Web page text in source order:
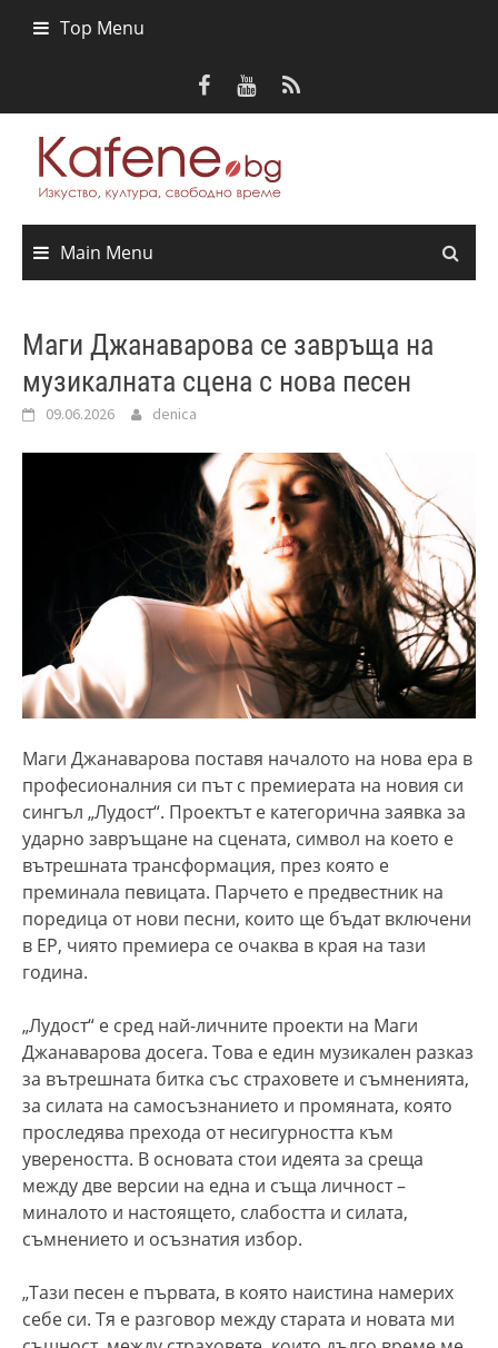
Top Menu
Main Menu
Маги Джанаварова се завръща на
музикалната сцена с нова песен
09.06.2026 denica
Маги Джанаварова поставя началото на нова ера в
професионалния си път с премиерата на новия си
сингъл „Лудост“. Проектът е категорична заявка за
ударно завръщане на сцената, символ на което е
вътрешната трансформация, през която е
преминала певицата. Парчето е предвестник на
поредица от нови песни, които ще бъдат включени
в ЕР, чиято премиера се очаква в края на тази
година.
„Лудост“ е сред най-личните проекти на Маги
Джанаварова досега. Това е един музикален разказ
за вътрешната битка със страховете и съмненията,
за силата на самосъзнанието и промяната, която
проследява прехода от несигурността към
увереността. В основата стои идеята за среща
между две версии на една и съща личност –
миналото и настоящето, слабостта и силата,
съмнението и осъзнатия избор.
„Тази песен е първата, в която наистина намерих
себе си. Тя е разговор между старата и новата ми